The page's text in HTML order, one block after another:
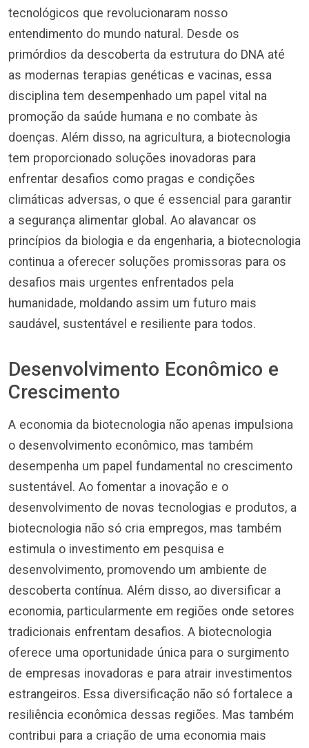
tecnológicos que revolucionaram nosso
entendimento do mundo natural. Desde os
primórdios da descoberta da estrutura do DNA até
as modernas terapias genéticas e vacinas, essa
disciplina tem desempenhado um papel vital na
promoção da saúde humana e no combate às
doenças. Além disso, na agricultura, a biotecnologia
tem proporcionado soluções inovadoras para
enfrentar desafios como pragas e condições
climáticas adversas, o que é essencial para garantir
a segurança alimentar global. Ao alavancar os
princípios da biologia e da engenharia, a biotecnologia
continua a oferecer soluções promissoras para os
desafios mais urgentes enfrentados pela
humanidade, moldando assim um futuro mais
saudável, sustentável e resiliente para todos.
Desenvolvimento Econômico e
Crescimento
A economia da biotecnologia não apenas impulsiona
o desenvolvimento econômico, mas também
desempenha um papel fundamental no crescimento
sustentável. Ao fomentar a inovação e o
desenvolvimento de novas tecnologias e produtos, a
biotecnologia não só cria empregos, mas também
estimula o investimento em pesquisa e
desenvolvimento, promovendo um ambiente de
descoberta contínua. Além disso, ao diversificar a
economia, particularmente em regiões onde setores
tradicionais enfrentam desafios. A biotecnologia
oferece uma oportunidade única para o surgimento
de empresas inovadoras e para atrair investimentos
estrangeiros. Essa diversificação não só fortalece a
resiliência econômica dessas regiões. Mas também
contribui para a criação de uma economia mais